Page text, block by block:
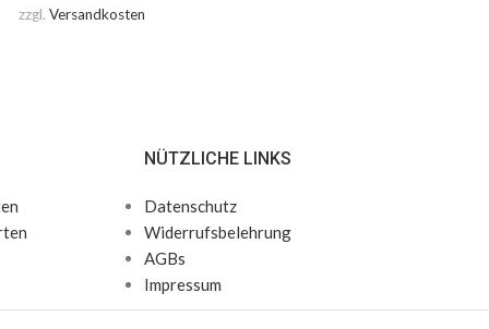
zzgl. Versandkosten
NÜTZLICHE LINKS
Datenschutz
Widerrufsbelehrung
AGBs
Impressum